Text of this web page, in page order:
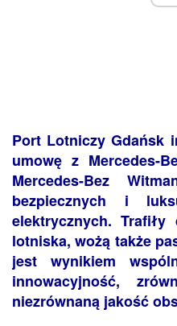
Port Lotniczy Gdańsk
umowę z Mercedes-
Mercedes-Bez
bezpiecznych i
elektrycznych.
lotniska, wożą także
jest wynikiem
innowacyjność,
niezrównaną jakość